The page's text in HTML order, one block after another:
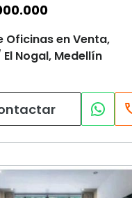
Oficinas en Venta,
Nogal, Medellín